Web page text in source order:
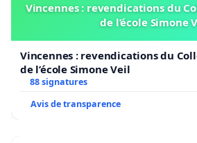
Vincennes : revendications du
de l’école Simone
Vincennes : revendications du
de l’école Simone Veil
88 signatures
Avis de transparence